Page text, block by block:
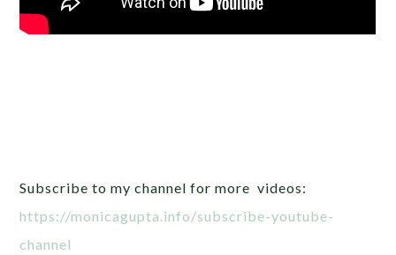
Subscribe to my channel for more videos:
https://monicagupta.info/subscribe-youtube-
channel